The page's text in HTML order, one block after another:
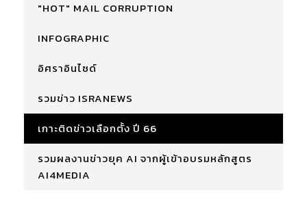
"HOT" MAIL CORRUPTION
INFOGRAPHIC
อิศราอินไซด์
รวมข่าว ISRANEWS
เกาะติดข่าวเลือกตั้ง ปี 66
รวมผลงานข่าวยุค AI จากผู้เข้าอบรมหลักสูตร
AI4MEDIA